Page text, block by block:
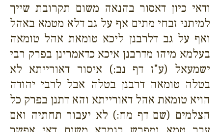
ודאי כיון דאסור בהנאה משום תקרובת שייך
למיתני זבחי מתים אף על גב דלא מטמא באהל
ואף על גב דלרבנן ליכא טומאת אהל טומאה
בעלמא מיהו מדרבנן איכא כדאמרינן בפרק רבי
ישמעאל (ע"ז דף נב:) איסור דאורייתא לא
בטלה טומאה דרבנן בטלה אבל לרבי יהודה
הויא טומאת אהל דאורייתא והא דתנן בפרק כל
הצלמים (שם דף מח:) לא יעבור תחתיה ואם